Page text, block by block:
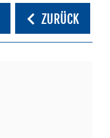
ZURÜCK